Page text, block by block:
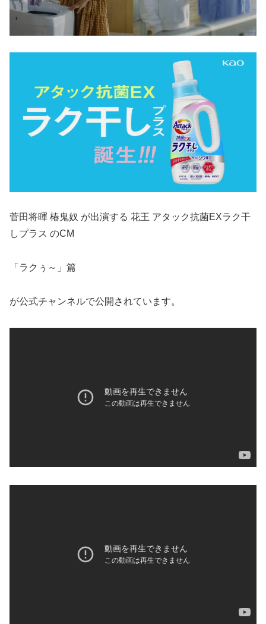
菅田将暉 椿鬼奴 が出演する 花王 アタック抗菌EXラク干
しプラス のCM
「ラクぅ～」篇
が公式チャンネルで公開されています。